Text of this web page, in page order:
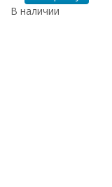
В наличии